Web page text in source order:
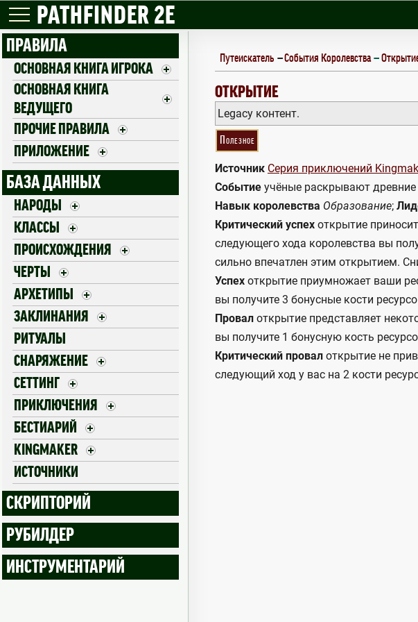
PATHFINDER 2E
ПРАВИЛА
ОСНОВНАЯ КНИГА ИГРОКА
ОСНОВНАЯ КНИГА
ВЕДУЩЕГО
ПРОЧИЕ ПРАВИЛА
ПРИЛОЖЕНИЕ
БАЗА ДАННЫХ
НАРОДЫ
КЛАССЫ
ПРОИСХОЖДЕНИЯ
ЧЕРТЫ
АРХЕТИПЫ
ЗАКЛИНАНИЯ
РИТУАЛЫ
СНАРЯЖЕНИЕ
СЕТТИНГ
ПРИКЛЮЧЕНИЯ
БЕСТИАРИЙ
KINGMAKER
ИСТОЧНИКИ
СКРИПТОРИЙ
РУБИЛДЕР
ИНСТРУМЕНТАРИЙ
Путеискатель —События Королевства
ОТКРЫТИЕ
DISCOVERY
Legacy контент.
Полезное
Источник Серия приключений
Событие учёные раскрывают
Навык королевства Образование;
Критический успех открытие
следующего хода королевства вы
сильно впечатлен этим открытием.
Успех открытие приумножает ваши
вы получите 3 бонусные кости
Провал открытие представляет
вы получите 1 бонусную кость
Критический провал открытие не
следующий ход у вас на 2 кости